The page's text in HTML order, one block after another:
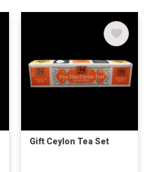
Gift Ceylon Tea Set